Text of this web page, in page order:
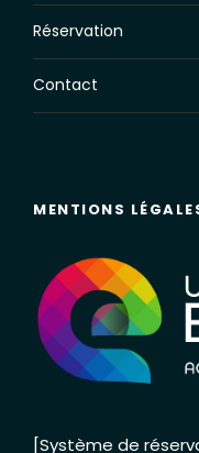
Réservation
Contact
MENTIONS
[Système de